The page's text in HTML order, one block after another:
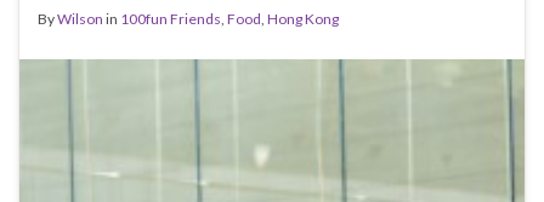
ByWilson in 100fun Friends Food Hong Kong